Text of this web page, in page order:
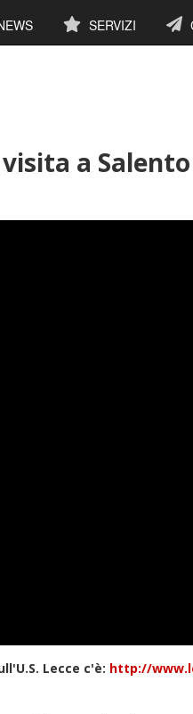
SERVIZI
a
Lecce c'è: http://